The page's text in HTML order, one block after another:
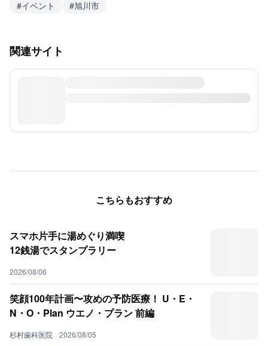
#イベント #旭川市
関連サイト
こちらもおすすめ
スマホ片手に湯めぐり満喫
12銭湯でスタンプラリー
2026/08/06
笑顔100年計画〜攻めの予防医療！ U・E・
N・O・Plan ウエノ・プラン 前編
杉村歯科医院 · 2026/08/05